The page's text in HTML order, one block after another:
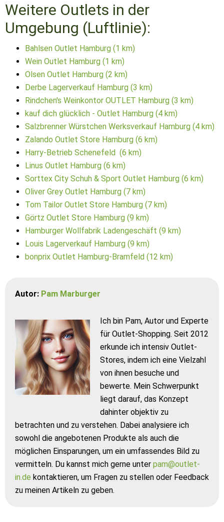
Weitere Outlets in der
Umgebung (Luftlinie):
Bahlsen Outlet Hamburg (1 km)
Wein Outlet Hamburg (1 km)
Olsen Outlet Hamburg (2 km)
Derbe Lagerverkauf Hamburg (3 km)
Rindchen's Weinkontor OUTLET Hamburg (3 km)
kauf dich glücklich - Outlet Hamburg (4 km)
Salzbrenner Würstchen Werksverkauf Hamburg (4 km)
Zalando Outlet Store Hamburg (6 km)
Harry-Betrieb Schenefeld (6 km)
Linus Outlet Hamburg (6 km)
Sorttex City Schuh & Sport Outlet Hamburg (6 km)
Oliver Grey Outlet Hamburg (7 km)
Tom Tailor Outlet Store Hamburg (7 km)
Görtz Outlet Store Hamburg (9 km)
Hamburger Wollfabrik Ladengeschäft (9 km)
Louis Lagerverkauf Hamburg (9 km)
bonprix Outlet Hamburg-Bramfeld (12 km)
Autor: Pam Marburger
Ich bin Pam, Autor und Experte
für Outlet-Shopping. Seit 2012
erkunde ich intensiv Outlet-
Stores, indem ich eine Vielzahl
von ihnen besuche und
bewerte. Mein Schwerpunkt
liegt darauf, das Konzept
dahinter objektiv zu
betrachten und zu verstehen. Dabei analysiere ich
sowohl die angebotenen Produkte als auch die
möglichen Einsparungen, um ein umfassendes Bild zu
vermitteln. Du kannst mich gerne unter pam@outlet-
in.de kontaktieren, um Fragen zu stellen oder Feedback
zu meinen Artikeln zu geben.